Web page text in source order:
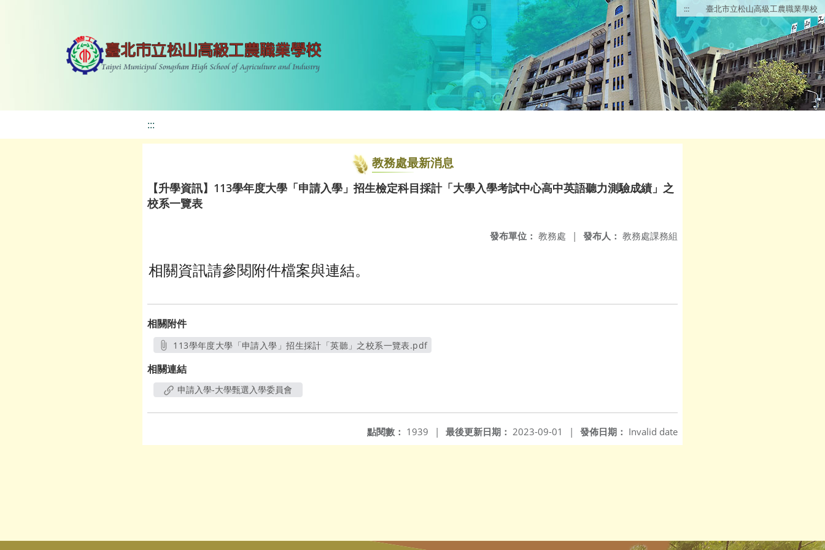
::: 臺北市立松山高級工農職業學校
:::
教務處最新消息
【升學資訊】113學年度大學「申請入學」招生檢定科目採計「大學入學考試中心高中英語聽力測驗成績」之
校系一覽表
發布人： 教務處課務組
發布單位： 教務處 |
相關資訊請參閱附件檔案與連結。
相關附件
113學年度大學「申請入學」招生採計「英聽」之校系一覽表.pdf
相關連結
申請入學-大學甄選入學委員會
發佈日期： Invalid date
最後更新日期： 2023-09-01 |
點閱數： 1939 |